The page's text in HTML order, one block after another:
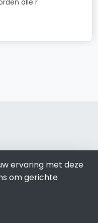
ervaring met deze
om gerichte